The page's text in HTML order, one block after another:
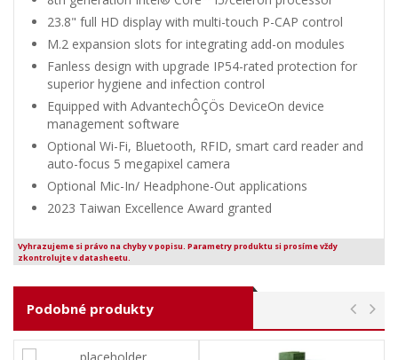
23.8" full HD display with multi-touch P-CAP control
M.2 expansion slots for integrating add-on modules
Fanless design with upgrade IP54-rated protection for
superior hygiene and infection control
Equipped with AdvantechÔÇÖs DeviceOn device
management software
Optional Wi-Fi, Bluetooth, RFID, smart card reader and
auto-focus 5 megapixel camera
Optional Mic-In/ Headphone-Out applications
2023 Taiwan Excellence Award granted
Vyhrazujeme si právo na chyby v popisu. Parametry produktu si prosíme vždy
zkontrolujte v datasheetu.
Podobné produkty